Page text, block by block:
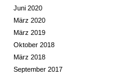
Juni 2020
März 2020
März 2019
Oktober 2018
März 2018
September 2017